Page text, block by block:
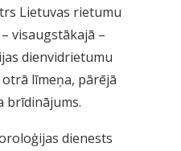
Lietuvas rietumu
visaugstākajā –
dienvidrietumu
līmeņa, pārējā
brīdinājums.
dienests